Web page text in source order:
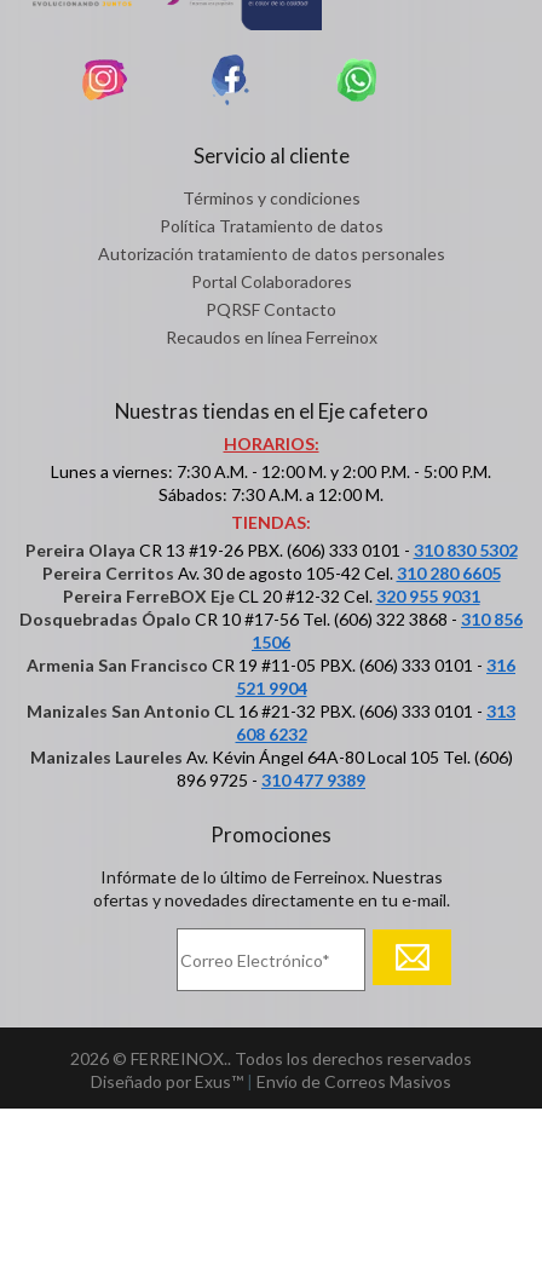
Servicio al cliente
Términos y condiciones
Política Tratamiento de datos
Autorización tratamiento de datos personales
Portal Colaboradores
PQRSF Contacto
Recaudos en línea Ferreinox
Nuestras tiendas en el Eje cafetero
HORARIOS:
Lunes a viernes: 7:30 A.M. - 12:00 M. y 2:00 P.M. - 5:00 P.M.
Sábados: 7:30 A.M. a 12:00 M.
TIENDAS:
Pereira Olaya CR 13 #19-26 PBX. (606) 333 0101 - 310 830 5302
Pereira Cerritos Av. 30 de agosto 105-42 Cel.310 280 6605
Pereira FerreBOX EjeCL 20 #12-32 Cel.320 955 9031
Dosquebradas Ópalo CR 10 #17-56 Tel. (606) 322 3868 - 310 856
1506
Armenia San Francisco CR 19 #11-05 PBX. (606) 333 0101 - 316
521 9904
Manizales San Antonio CL 16 #21-32 PBX. (606) 333 0101 - 313
608 6232
Manizales Laureles Av. Kévin Ángel 64A-80 Local 105 Tel. (606)
896 9725 - 310 477 9389
Promociones
Infórmate de lo último de Ferreinox. Nuestras
ofertas y novedades directamente en tu e-mail.
2026 © FERREINOX.. Todos los derechos reservados
Diseñado por Exus™ | Envío de Correos Masivos